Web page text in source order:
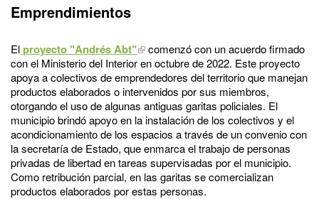
Emprendimientos
Elproyecto "Andrés Abt"
comenzó con un acuerdo firmado
con el Ministerio del Interior en octubre de 2022. Este proyecto
apoya a colectivos de emprendedores del territorio que manejan
productos elaborados o intervenidos por sus miembros,
otorgando el uso de algunas antiguas garitas policiales. El
municipio brindó apoyo en la instalación de los colectivos y el
acondicionamiento de los espacios a través de un convenio con
la secretaría de Estado, que enmarca el trabajo de personas
privadas de libertad en tareas supervisadas por el municipio.
Como retribución parcial, en las garitas se comercializan
productos elaborados por estas personas.